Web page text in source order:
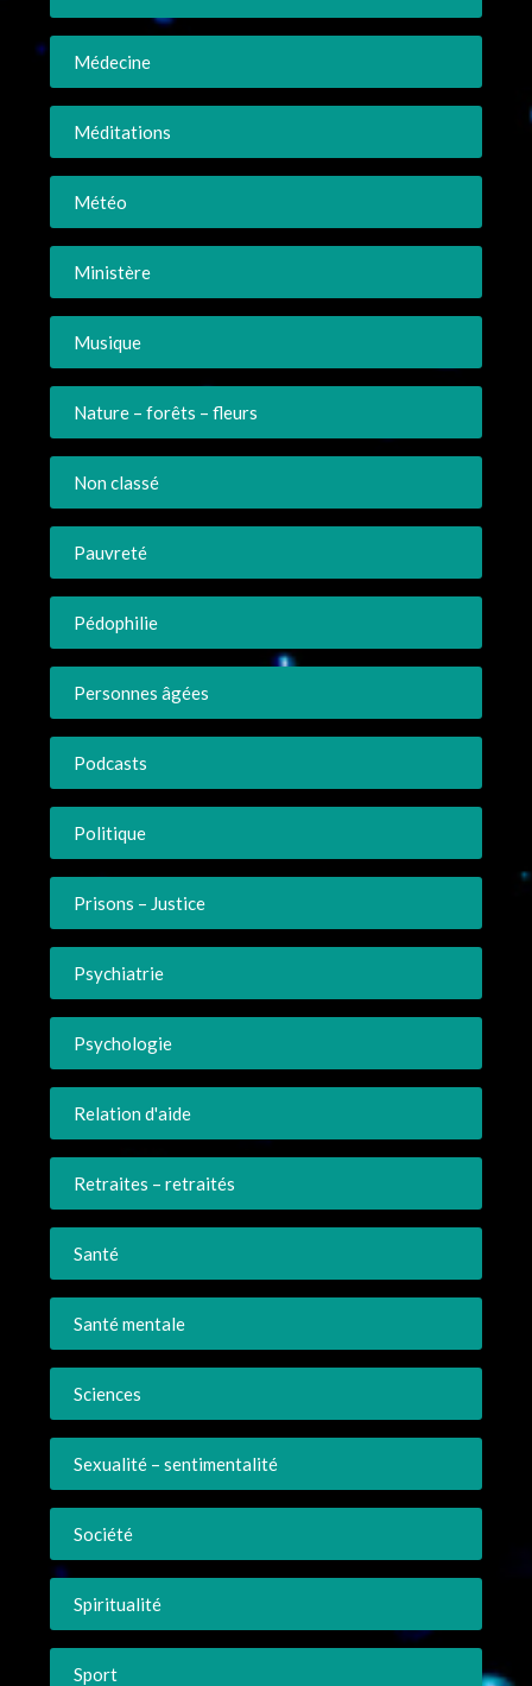
Médecine
Méditations
Météo
Ministère
Musique
Nature – forêts – fleurs
Non classé
Pauvreté
Pédophilie
Personnes âgées
Podcasts
Politique
Prisons – Justice
Psychiatrie
Psychologie
Relation d'aide
Retraites – retraités
Santé
Santé mentale
Sciences
Sexualité – sentimentalité
Société
Spiritualité
Sport